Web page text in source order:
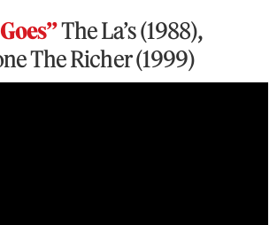
The La’s (1988),
The Richer (1999)